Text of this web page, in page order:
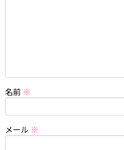
名前 ※
メール ※